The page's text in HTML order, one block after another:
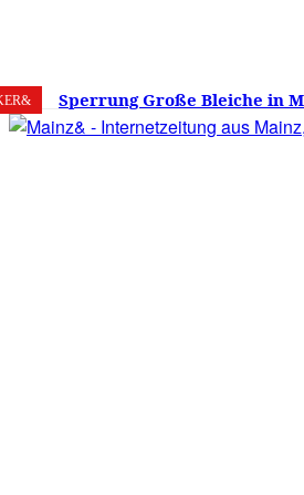
8. August 2026 21.7 Mainz
Sperrung Große Bleiche in
verwirrt, Mainzer stinksauer